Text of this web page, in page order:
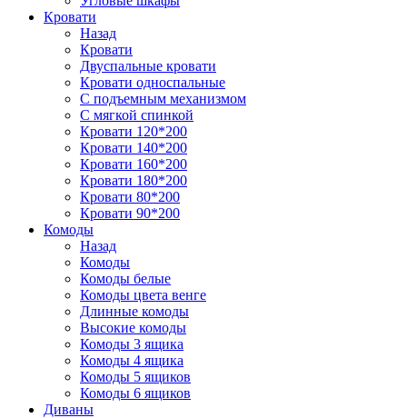
Кровати
Назад
Кровати
Двуспальные кровати
Кровати односпальные
С подъемным механизмом
С мягкой спинкой
Кровати 120*200
Кровати 140*200
Кровати 160*200
Кровати 180*200
Кровати 80*200
Кровати 90*200
Комоды
Назад
Комоды
Комоды белые
Комоды цвета венге
Длинные комоды
Высокие комоды
Комоды 3 ящика
Комоды 4 ящика
Комоды 5 ящиков
Комоды 6 ящиков
Диваны